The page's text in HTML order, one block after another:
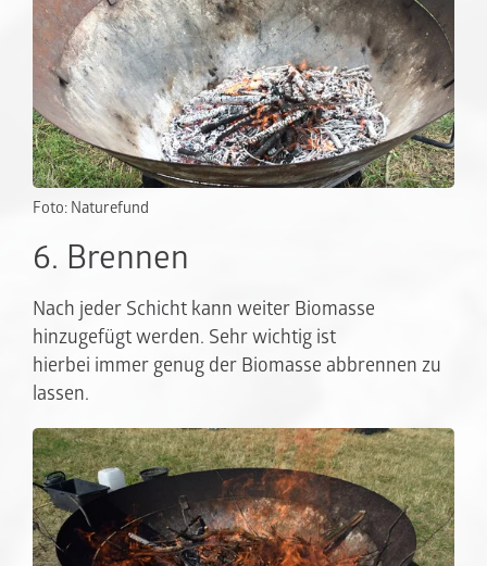
Foto: Naturefund
6. Brennen
Nach jeder Schicht kann weiter Biomasse
hinzugefügt werden. Sehr wichtig ist
hierbei immer genug der Biomasse abbrennen zu
lassen.